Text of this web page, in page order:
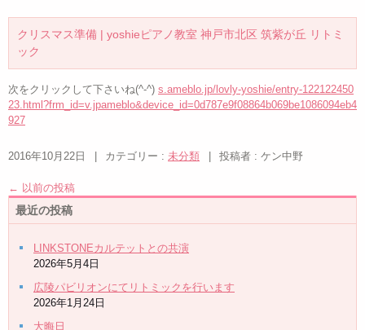
クリスマス準備 | yoshieピアノ教室 神戸市北区 筑紫が丘 リトミ
ック
次をクリックして下さいね(^-^) s.ameblo.jp/lovly-yoshie/entry-122122450
23.html?frm_id=v.jpameblo&device_id=0d787e9f08864b069be1086094eb4
927
2016年10月22日 カテゴリー : 未分類 投稿者 : ケン中野
← 以前の投稿
最近の投稿
LINKSTONEカルテットとの共演
2026年5月4日
広陵パビリオンにてリトミックを行います
2026年1月24日
大晦日